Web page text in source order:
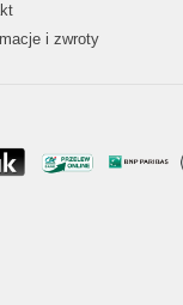
i zwroty